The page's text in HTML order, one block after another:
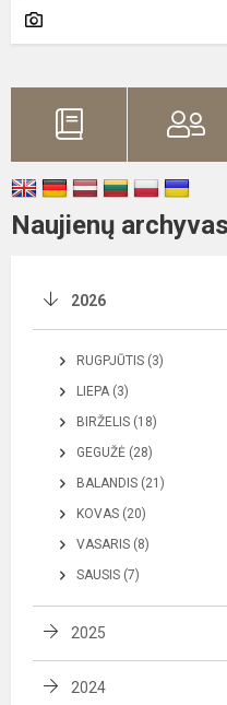
Naujienų archyvas
2026
RUGPJŪTIS (3)
LIEPA (3)
BIRŽELIS (18)
GEGUŽĖ (28)
BALANDIS (21)
KOVAS (20)
VASARIS (8)
SAUSIS (7)
2025
2024